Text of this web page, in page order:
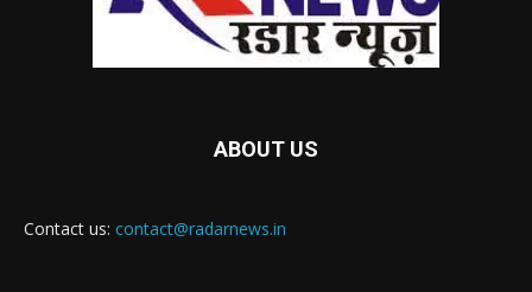
ABOUT US
Contact us: contact@radarnews.in